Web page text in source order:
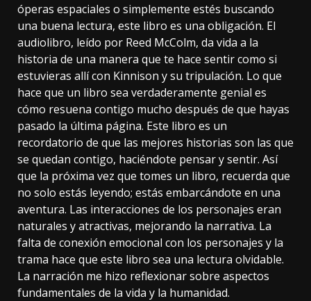
óperas espaciales o simplemente estés buscando
una buena lectura, este libro es una obligación. El
audiolibro, leído por Reed McColm, da vida a la
historia de una manera que te hace sentir como si
estuvieras allí con Kinnison y su tripulación. Lo que
hace que un libro sea verdaderamente genial es
cómo resuena contigo mucho después de que hayas
pasado la última página. Este libro es un
recordatorio de que las mejores historias son las que
se quedan contigo, haciéndote pensar y sentir. Así
que la próxima vez que tomes un libro, recuerda que
no solo estás leyendo; estás embarcándote en una
aventura. Las interacciones de los personajes eran
naturales y atractivas, mejorando la narrativa. La
falta de conexión emocional con los personajes y la
trama hace que este libro sea una lectura olvidable.
La narración me hizo reflexionar sobre aspectos
fundamentales de la vida y la humanidad.